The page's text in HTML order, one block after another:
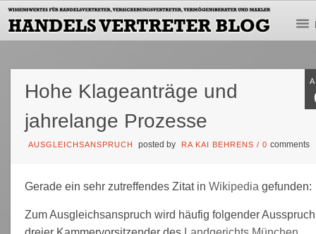
Hohe Klageanträge und
jahrelange Prozesse
AUSGLEICHSANSPRUCH posted by RA KAI BEHRENS /0comments
Gerade ein sehr zutreffendes Zitat inWikipedia gefunden:
Zum Ausgleichsanspruch wird häufig folgender Ausspruch